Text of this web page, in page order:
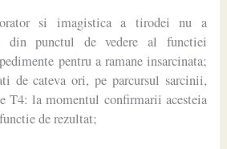
si imagistica a tirodei nu a
din punctul de vedere al functiei
pentru a ramane insarcinata;
de cateva ori, pe parcursul sarcinii,
T4: la momentul confirmarii acesteia
de rezultat;